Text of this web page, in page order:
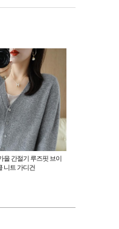
을 간절기 루즈핏 브이
니트 가디건